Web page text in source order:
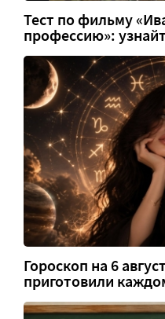
Тест по фильму
профессию»:
Гороскоп на 6
приготовили